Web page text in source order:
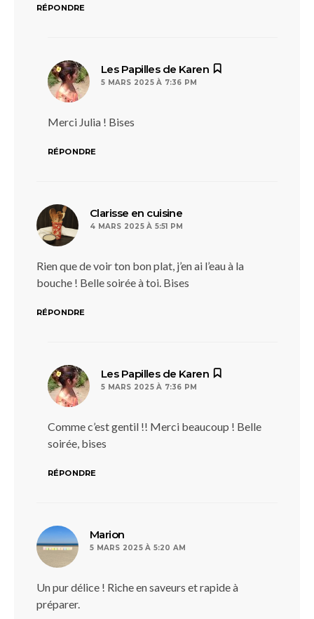
RÉPONDRE
Les Papilles de Karen
5 MARS 2025 À 7:36 PM
Merci Julia ! Bises
RÉPONDRE
Clarisse en cuisine
4 MARS 2025 À 5:51 PM
Rien que de voir ton bon plat, j’en ai l’eau à la
bouche ! Belle soirée à toi. Bises
RÉPONDRE
Les Papilles de Karen
5 MARS 2025 À 7:36 PM
Comme c’est gentil !! Merci beaucoup ! Belle
soirée, bises
RÉPONDRE
Marion
5 MARS 2025 À 5:20 AM
Un pur délice ! Riche en saveurs et rapide à
préparer.